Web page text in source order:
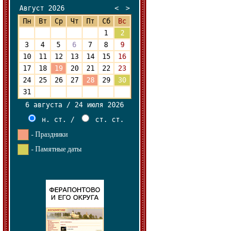
Август 2026 <
>
Пн
Вт Ср Чт Пт Сб
Вс
1
2
3
4 5 6 7 8
9
10
11 12 13 14 15
16
17
18 19 20 21 22
23
24
25 26 27 28 29
30
31
6 августа / 24 июля 2026
н. ст.
/
ст. ст.
- Праздники
- Памятные даты